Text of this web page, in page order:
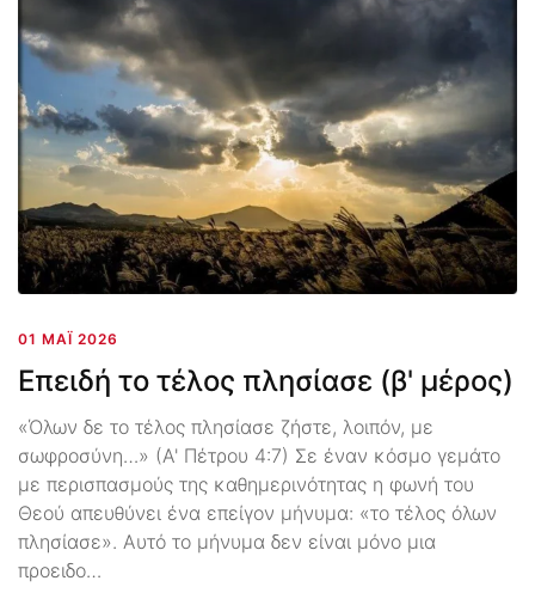
01 ΜΆΙ 2026
Επειδή το τέλος πλησίασε (β' μέρος)
«Όλων δε το τέλος πλησίασε ζήστε, λοιπόν, με
σωφροσύνη…» (Α' Πέτρου 4:7) Σε έναν κόσμο γεμάτο
με περισπασμούς της καθημερινότητας η φωνή του
Θεού απευθύνει ένα επείγον μήνυμα: «το τέλος όλων
πλησίασε». Αυτό το μήνυμα δεν είναι μόνο μια
προειδο…